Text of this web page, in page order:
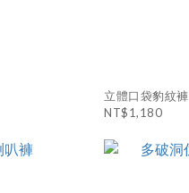
立體口袋豹紋褲
NT$1,180